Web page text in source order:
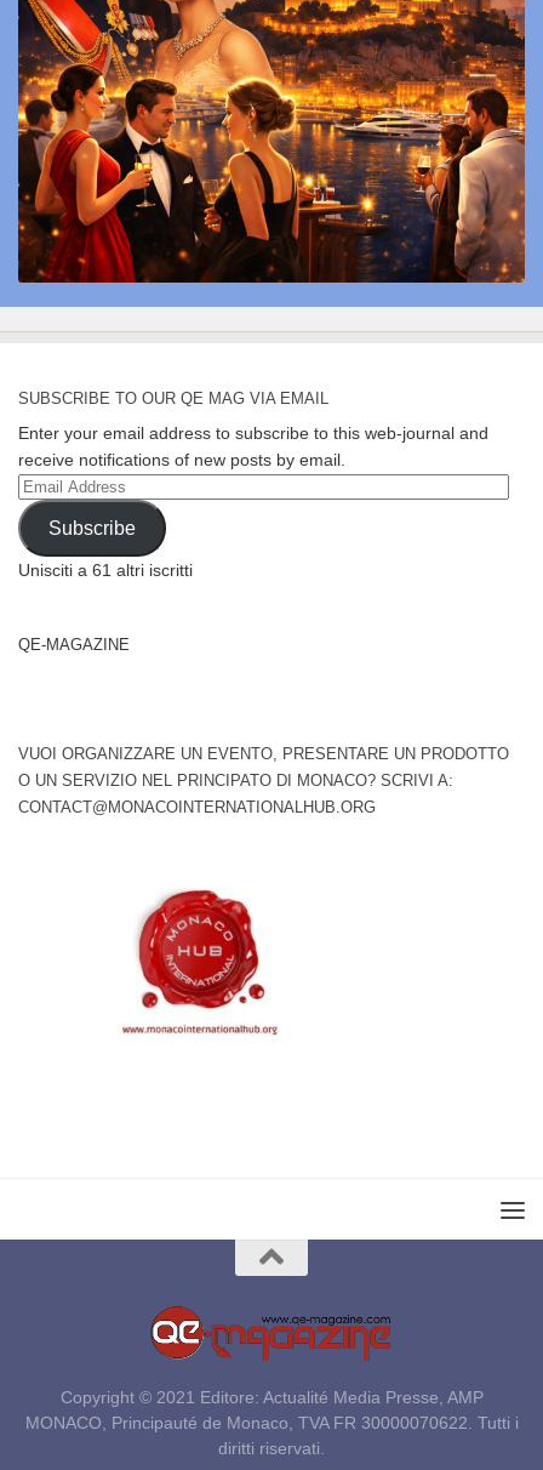
SUBSCRIBE TO OUR QE MAG VIA EMAIL
Enter your email address to subscribe to this web-journal and
receive notifications of new posts by email.
Email
Address
Subscribe
Unisciti a 61 altri iscritti
QE-MAGAZINE
VUOI ORGANIZZARE UN EVENTO, PRESENTARE UN PRODOTTO
O UN SERVIZIO NEL PRINCIPATO DI MONACO? SCRIVI A:
CONTACT@MONACOINTERNATIONALHUB.ORG
Copyright © 2021 Editore: Actualité Media Presse, AMP
MONACO, Principauté de Monaco, TVA FR 30000070622. Tutti i
diritti riservati.